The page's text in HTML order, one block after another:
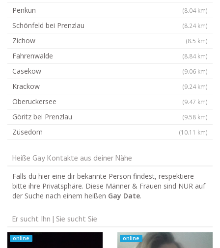
Penkun (8.04 km)
Schönfeld bei Prenzlau (8.24 km)
Zichow (8.5 km)
Fahrenwalde (8.84 km)
Casekow (9.06 km)
Krackow (9.24 km)
Oberuckersee (9.47 km)
Göritz bei Prenzlau (9.58 km)
Züsedom (10.11 km)
Heiße Gay Kontakte aus deiner Nähe
Falls du hier eine dir bekannte Person findest, respektiere
bitte ihre Privatsphäre. Diese Männer & Frauen sind NUR auf
der Suche nach einem heißen Gay Date.
Er sucht Ihn | Sie sucht Sie
online online